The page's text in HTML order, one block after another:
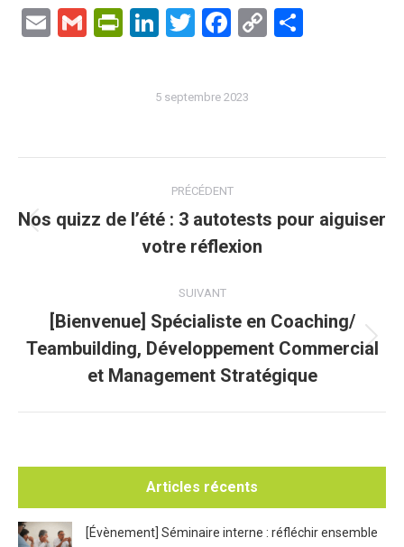
EmailGmailPrintFriendly
LinkedIn
Twitter
Facebook
Copy
5 septembre 2023
article
PRÉCÉDENT
précédent
Nos quizz de l’été : 3 autotests pour aiguiser
votre réflexion
SUIVANT
Article
suivant
[Bienvenue] Spécialiste en Coaching/
Teambuilding, Développement Commercial
et Management Stratégique
Articles récents
[Évènement] Séminaire interne : réfléchir ensemble